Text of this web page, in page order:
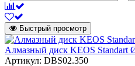
Быстрый просмотр
Алмазный диск KEOS Standart
Артикул: DBS02.350